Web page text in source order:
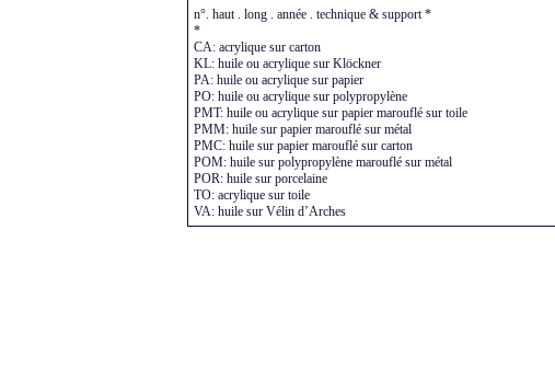
92.65.03.PMC
100.70.03.PA
100.70.03.PMC
102.70.03.PA
120.80.03.VA
140.35.03.PA
n°. haut . long . année . technique & support *
*
CA: acrylique sur carton
KL: huile ou acrylique sur Klöckner
PA: huile ou acrylique sur papier
PO: huile ou acrylique sur polypropylène
PMT: huile ou acrylique sur papier marouflé sur toile
PMM: huile sur papier marouflé sur métal
PMC: huile sur papier marouflé sur carton
POM: huile sur polypropylène marouflé sur métal
POR: huile sur porcelaine
TO: acrylique sur toile
VA: huile sur Vélin d’Arches